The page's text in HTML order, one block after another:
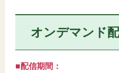
オンデマンド
■配信期間：